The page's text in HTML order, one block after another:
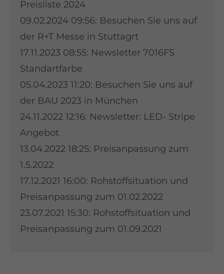
Preisliste 2024
09.02.2024 09:56: Besuchen Sie uns auf
der R+T Messe in Stuttagrt
17.11.2023 08:55: Newsletter 7016FS
Standartfarbe
05.04.2023 11:20: Besuchen Sie uns auf
der BAU 2023 in München
24.11.2022 12:16: Newsletter: LED- Stripe
Angebot
13.04.2022 18:25: Preisanpassung zum
1.5.2022
17.12.2021 16:00: Rohstoffsituation und
Preisanpassung zum 01.02.2022
23.07.2021 15:30: Rohstoffsituation und
Preisanpassung zum 01.09.2021